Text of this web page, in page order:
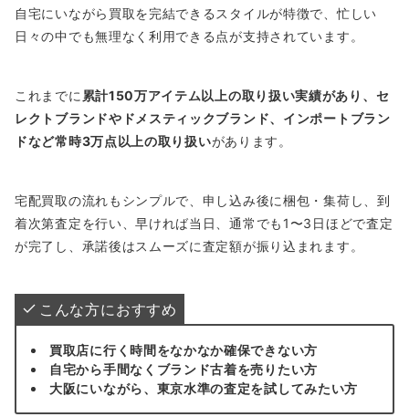
自宅にいながら買取を完結できるスタイルが特徴で、忙しい
日々の中でも無理なく利用できる点が支持されています。
これまでに 累計150万アイテム以上の取り扱い実績があり、セ
レクトブランドやドメスティックブランド、インポートブラン
ドなど常時3万点以上の取り扱いがあります。
宅配買取の流れもシンプルで、申し込み後に梱包・集荷し、到
着次第査定を行い、早ければ当日、通常でも1〜3日ほどで査定
が完了し、承諾後はスムーズに査定額が振り込まれます。
こんな方におすすめ
買取店に行く時間をなかなか確保できない方
自宅から手間なくブランド古着を売りたい方
大阪にいながら、東京水準の査定を試してみたい方